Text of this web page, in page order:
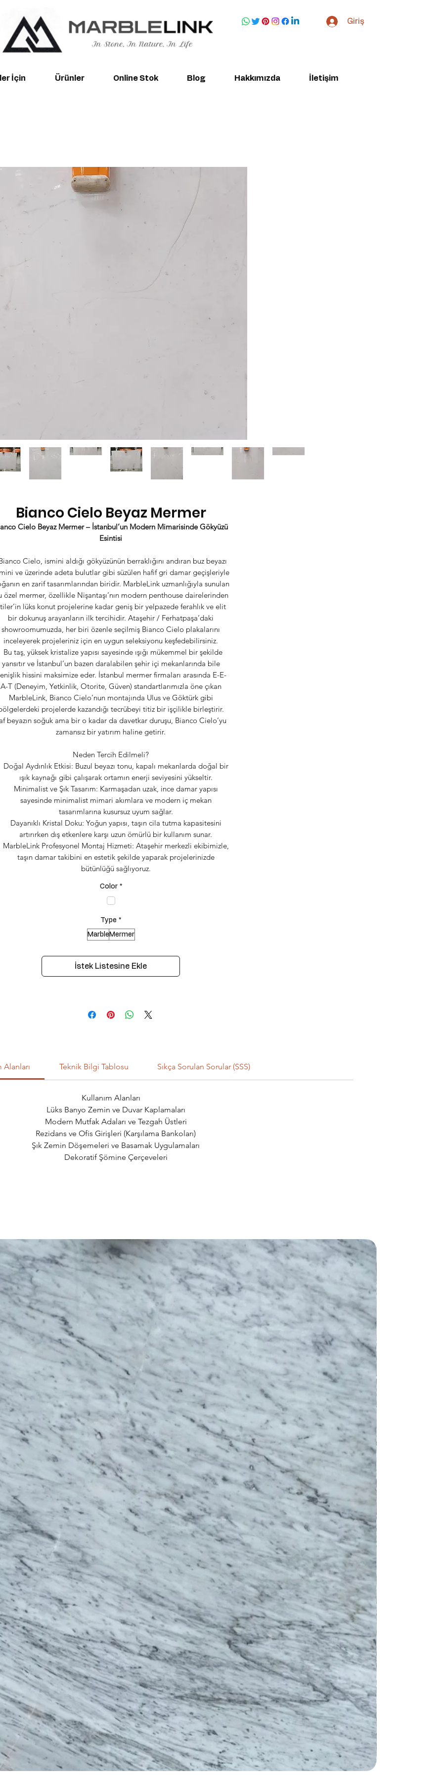
Giriş
İçin Ürünler Online Stok Blog Hakkımızda İletişim
Bianco Cielo Beyaz Mermer
Cielo Beyaz Mermer – İstanbul’un Modern Mimarisinde Gökyüzü
Esintisi
Cielo, ismini aldığı gökyüzünün berraklığını andıran buz beyazı
ve üzerinde adeta bulutlar gibi süzülen hafif gri damar geçişleriyle
en zarif tasarımlarından biridir. MarbleLink uzmanlığıyla sunulan
özel mermer, özellikle Nişantaşı’nın modern penthouse dairelerinden
lüks konut projelerine kadar geniş bir yelpazede ferahlık ve elit
bir dokunuş arayanların ilk tercihidir. Ataşehir / Ferhatpaşa’daki
showroomumuzda, her biri özenle seçilmiş Bianco Cielo plakalarını
inceleyerek projeleriniz için en uygun seleksiyonu keşfedebilirsiniz.
taş, yüksek kristalize yapısı sayesinde ışığı mükemmel bir şekilde
yansıtır ve İstanbul’un bazen daralabilen şehir içi mekanlarında bile
hissini maksimize eder. İstanbul mermer firmaları arasında E-E-
A-T (Deneyim, Yetkinlik, Otorite, Güven) standartlarımızla öne çıkan
MarbleLink, Bianco Cielo’nun montajında Ulus ve Göktürk gibi
projelerde kazandığı tecrübeyi titiz bir işçilikle birleştirir.
beyazın soğuk ama bir o kadar da davetkar duruşu, Bianco Cielo’yu
zamansız bir yatırım haline getirir.
Neden Tercih Edilmeli?
Doğal Aydınlık Etkisi: Buzul beyazı tonu, kapalı mekanlarda doğal bir
ışık kaynağı gibi çalışarak ortamın enerji seviyesini yükseltir.
Minimalist ve Şık Tasarım: Karmaşadan uzak, ince damar yapısı
sayesinde minimalist mimari akımlara ve modern iç mekan
tasarımlarına kusursuz uyum sağlar.
Dayanıklı Kristal Doku: Yoğun yapısı, taşın cila tutma kapasitesini
artırırken dış etkenlere karşı uzun ömürlü bir kullanım sunar.
MarbleLink Profesyonel Montaj Hizmeti: Ataşehir merkezli ekibimizle,
taşın damar takibini en estetik şekilde yaparak projelerinizde
bütünlüğü sağlıyoruz.
Color *
Type *
Marble Mermer
İstek Listesine Ekle
Alanları Teknik Bilgi Tablosu Sıkça Sorulan Sorular (SSS)
Kullanım Alanları
Lüks Banyo Zemin ve Duvar Kaplamaları
Modern Mutfak Adaları ve Tezgah Üstleri
Rezidans ve Ofis Girişleri (Karşılama Bankoları)
Şık Zemin Döşemeleri ve Basamak Uygulamaları
Dekoratif Şömine Çerçeveleri